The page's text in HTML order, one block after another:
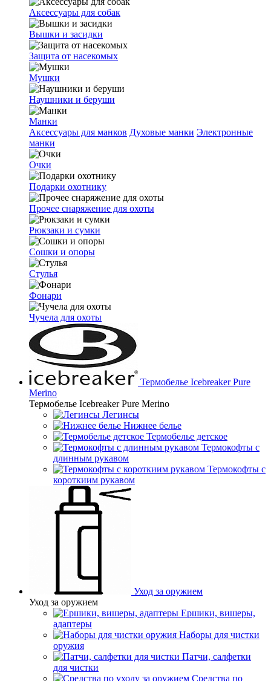
Аксессуары для собак
Вышки и засидки
Защита от насекомых
Мушки
Наушники и беруши
Манки
Аксессуары для манков Духовые манки Электронные
манки
Очки
Подарки охотнику
Прочее снаряжение для охоты
Рюкзаки и сумки
Сошки и опоры
Стулья
Фонари
Чучела для охоты
Термобелье Icebreaker Pure
Merino
Термобелье Icebreaker Pure Merino
Легинсы
Нижнее белье
Термобелье детское
Термокофты с
длинным рукавом
Термокофты с
короткиим рукавом
Уход за оружием
Уход за оружием
Ершики, вишеры,
адаптеры
Наборы для чистки
оружия
Патчи, салфетки
для чистки
Средства по